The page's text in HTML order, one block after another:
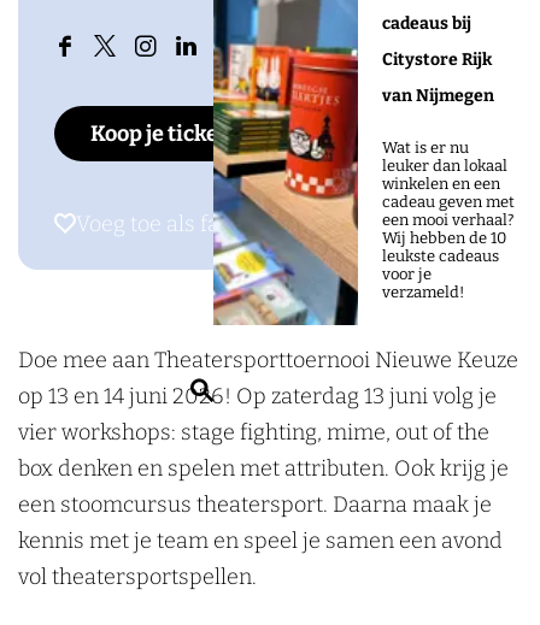
cadeaus bij
Citystore Rijk
van Nijmegen
Wat is er nu
leuker dan lokaal
winkelen en een
cadeau geven met
een mooi verhaal?
Wij hebben de 10
leukste cadeaus
voor je
verzameld!
Z
o
e
k
e
n
a
s
t
:
T
h
e
a
t
e
r
s
p
o
r
t
e
a
s
:
a
t
e
r
s
p
o
T
g
a
t
e
a
t
e
r
s
p
a
t
:
h
e
r
s
p
o
r
t
e
g
s
h
e
a
t
e
r
s
F
e
b
o
o
D
e
L
i
n
d
e
X
e
L
n
d
n
b
e
r
g
I
s
t
r
m
D
e
L
i
n
d
L
n
k
i
D
e
L
i
n
d
e
Koop je tickets
Voeg toe als favoriet
Voeg toe als favoriet
Doe mee aan Theatersporttoernooi Nieuwe Keuze
op 13 en 14 juni 2026! Op zaterdag 13 juni volg je
vier workshops: stage fighting, mime, out of the
box denken en spelen met attributen. Ook krijg je
een stoomcursus theatersport. Daarna maak je
kennis met je team en speel je samen een avond
vol theatersportspellen.